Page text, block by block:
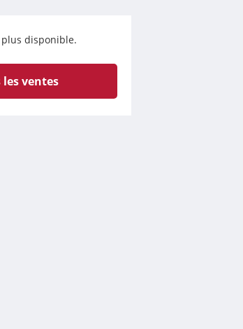
plus disponible.
ventes